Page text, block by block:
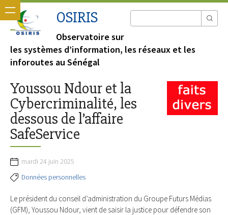
OSIRIS
Observatoire sur
les systèmes d’information, les réseaux et les
inforoutes au Sénégal
Youssou Ndour et la
Cybercriminalité, les
dessous de l’affaire
SafeService
mardi 24 juin 2025
Données personnelles
Le président du conseil d’administration du Groupe Futurs Médias
(GFM), Youssou Ndour, vient de saisir la justice pour défendre son